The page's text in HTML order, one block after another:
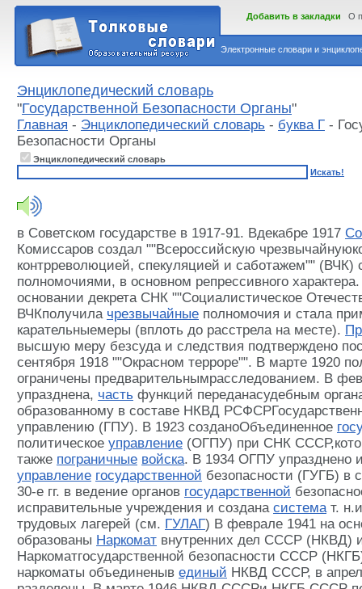
Электронные словари и
Добавить в закладки О
Энциклопедический словарь
"Государственной Безопасности Органы"
Главная - Энциклопедический словарь - буква Г -
Безопасности Органы
Энциклопедический словарь
Искать!
в Советском государстве в 1917-91. Вдекабре 1917
Комиссаров создал ""Всероссийскую
контрреволюцией, спекуляцией и саботажем""
полномочиями, в основном репрессивного
основании декрета СНК ""Социалистическое
ВЧКполучила чрезвычайные полномочия и стала
карательныемеры (вплоть до расстрела на месте).
высшую меру безсуда и следствия подтверждено
сентября 1918 ""Окрасном терроре"". В марте 1920
ограничены предварительнымрасследованием. В
упразднена, часть функций переданасудебным
образованному в составе НКВД
управлению (ГПУ). В 1923 созданоОбъединенное
политическое управление (ОГПУ) при СНК
также пограничные войска. В 1934 ОГПУ упразднено
управление государственной безопасности (ГУГБ)
30-е гг. в ведение органов государственной
исправительные учреждения и создана системат.
трудовых лагерей (см. ГУЛАГ) В феврале 1941 на
образованы Наркомат внутренних дел СССР (НКВД)
Наркоматгосударственной безопасности СССР
наркоматы объединеныв единый НКВД СССР, в